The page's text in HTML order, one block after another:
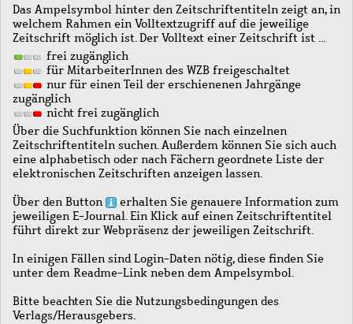
Das Ampelsymbol hinter den Zeitschriftentiteln zeigt an, in
welchem Rahmen ein Volltextzugriff auf die jeweilige
Zeitschrift möglich ist. Der Volltext einer Zeitschrift ist …
frei zugänglich
für MitarbeiterInnen des WZB freigeschaltet
nur für einen Teil der erschienenen Jahrgänge
zugänglich
nicht frei zugänglich
Über die Suchfunktion können Sie nach einzelnen
Zeitschriftentiteln suchen. Außerdem können Sie sich auch
eine alphabetisch oder nach Fächern geordnete Liste der
elektronischen Zeitschriften anzeigen lassen.
Über den Button
erhalten Sie genauere Information zum
jeweiligen E-Journal. Ein Klick auf einen Zeitschriftentitel
führt direkt zur Webpräsenz der jeweiligen Zeitschrift.
In einigen Fällen sind Login-Daten nötig, diese finden Sie
unter dem Readme-Link neben dem Ampelsymbol.
Bitte beachten Sie die Nutzungsbedingungen des
Verlags/Herausgebers.